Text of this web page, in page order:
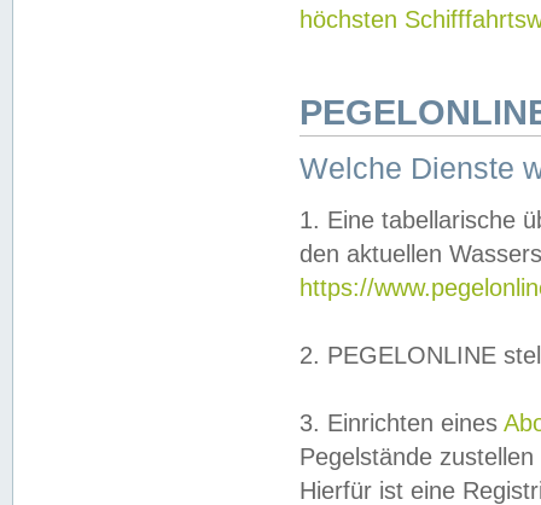
höchsten
Welche Dienste
1. Eine tabellarische
den aktuellen
https://
2. PEGELONLINE
3. Einrichten eines
Pegelstände
Hierfür ist eine